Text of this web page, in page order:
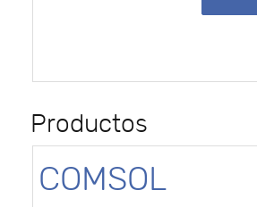
Productos
COMSOL